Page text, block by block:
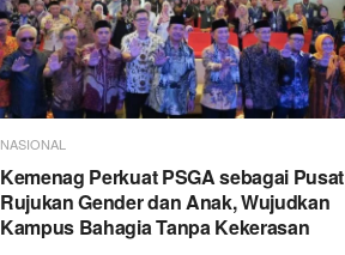
NASIONAL
Kemenag Perkuat PSGA sebagai Pusat
Rujukan Gender dan Anak, Wujudkan
Kampus Bahagia Tanpa Kekerasan